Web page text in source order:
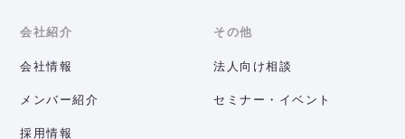
会社紹介
会社情報
メンバー紹介
採用情報
その他
法人向け相談
セミナー・イベント